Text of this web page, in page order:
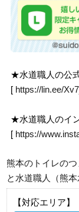
★水道職人の公
[ https://lin.ee/
★水道職人のイ
[ https://
熊本のトイレの
と水道職人（熊本
【対応エリア】